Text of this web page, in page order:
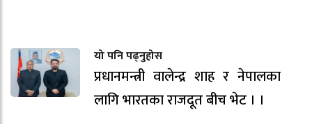
यो पनि पढ्नुहोस
प्रधानमन्त्री वालेन्द्र शाह र नेपालका
लागि भारतका राजदूत बीच भेट । ।